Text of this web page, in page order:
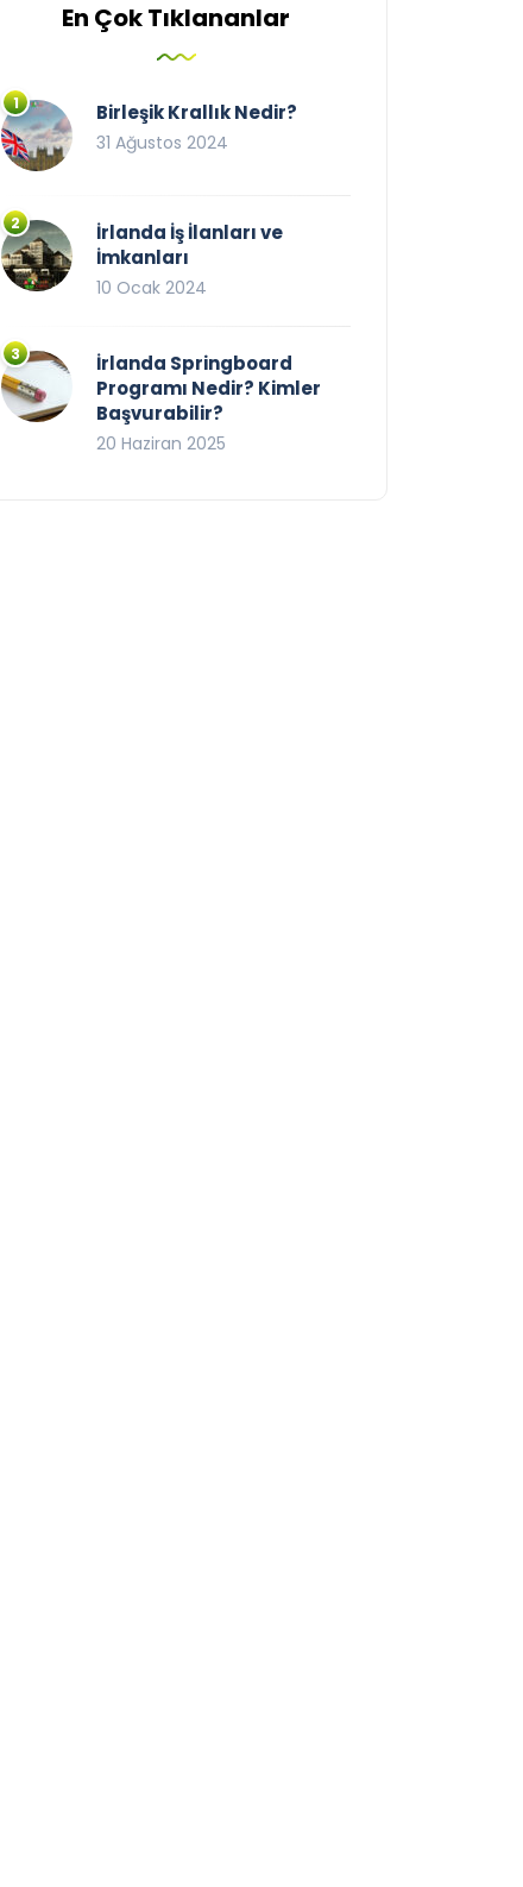
En Çok Tıklananlar
Birleşik Krallık Nedir?
31 Ağustos 2024
İrlanda İş İlanları ve
İmkanları
10 Ocak 2024
İrlanda Springboard
Programı Nedir? Kimler
Başvurabilir?
20 Haziran 2025